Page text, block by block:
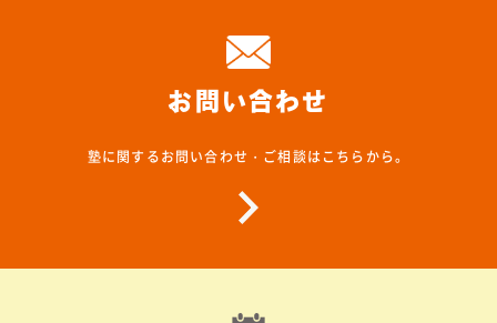
お問い合わせ
塾に関するお問い合わせ・ご相談はこちらから。